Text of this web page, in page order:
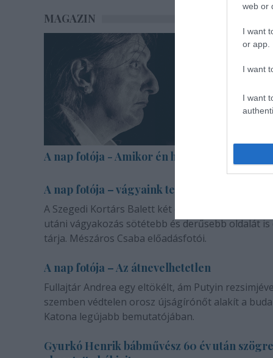
web or
I want
or app.
I want
I want
MAGAZIN
A nap fotója - Amikor én halott voltam
A nap fotója – vágyaink természetéről
A Szegedi Kortárs Balett két darabja a másik ember
utáni vágyakozás sötétebb és derűsebb oldalát is
tárja. Mészáros Csaba előadásfotói.
A nap fotója – Az átnevelhetetlen
Fullajtár Andrea egy eltökélt, ám Putyin
szemben védtelen orosz újságírónőt alakít a
Katona legújabb bemutatójában.
Gyurkó Henrik bábművész 60 év után szögre